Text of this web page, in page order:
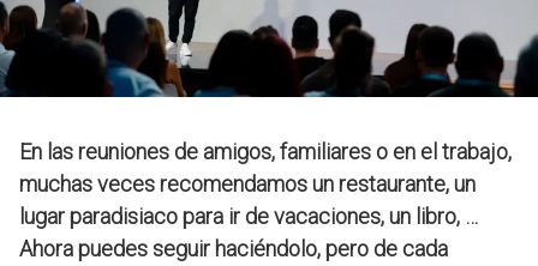
En las reuniones de amigos, familiares o en el trabajo,
muchas veces recomendamos un restaurante, un
lugar paradisiaco para ir de vacaciones, un libro, …
Ahora puedes seguir haciéndolo, pero de cada